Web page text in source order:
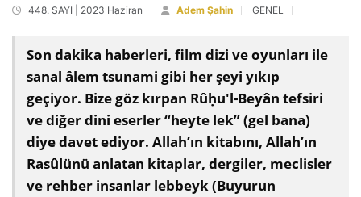
448. SAYI | 2023 Haziran Adem Şahin GENEL
Son dakika haberleri, film dizi ve oyunları ile
sanal âlem tsunami gibi her şeyi yıkıp
geçiyor. Bize göz kırpan Rûḥu'l-Beyân tefsiri
ve diğer dini eserler “heyte lek” (gel bana)
diye davet ediyor. Allah’ın kitabını, Allah’ın
Rasûlünü anlatan kitaplar, dergiler, meclisler
ve rehber insanlar lebbeyk (Buyurun